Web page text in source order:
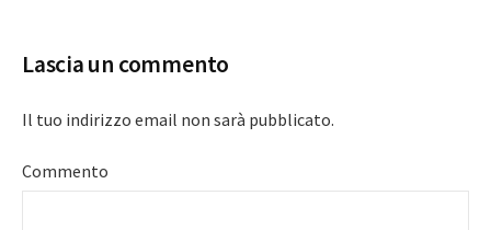
Lascia un commento
Il tuo indirizzo email non sarà pubblicato.
Commento